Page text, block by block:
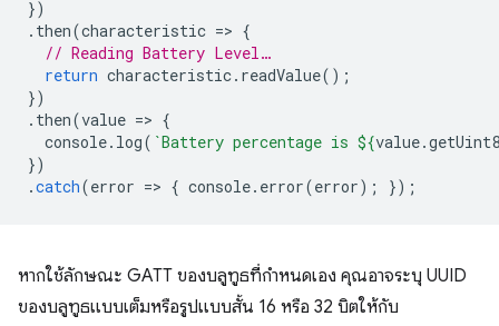
})
. then(characteristic => {
// Reading Battery Level…
return characteristic. readValue();
})
. then(value => {
console. log( `Battery percentage is ${value.getUint8
})
.catch(error => { console. error(error); });
หากใช้ลักษณะ GATT ของบลูทูธที่กำหนดเอง คุณอาจระบุ UUID
ของบลูทูธแบบเต็มหรือรูปแบบสั้น 16 หรือ 32 บิตให้กับ